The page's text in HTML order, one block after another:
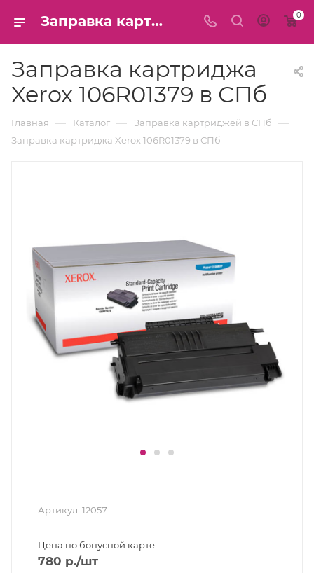
Заправка картриджа Xerox 106R01379 в СПб 0
Заправка картриджа
Xerox 106R01379 в СПб
Главная — Каталог — Заправка картриджей в СПб —
Заправка картриджа Xerox 106R01379 в СПб
Артикул: 12057
Цена по бонусной карте
780 р./шт